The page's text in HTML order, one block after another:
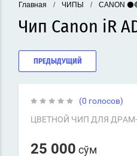
Главная / ЧИПЫ / CANON
Чип Canon iR
ПРЕДЫДУЩИЙ
(0 голосов)
ЦВЕТНОЙ ЧИП ДЛЯ
25 000 сўм